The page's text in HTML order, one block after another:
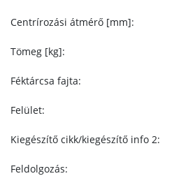
Centrírozási átmérő [mm]:
Tömeg [kg]:
Féktárcsa fajta:
Felület:
Kiegészítő cikk/kiegészítő info 2:
Feldolgozás: